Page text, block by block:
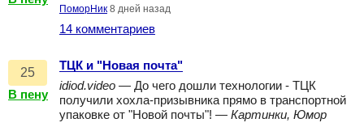
ПоморНик 8 дней назад
14 комментариев
25
В пену
ТЦК и "Новая почта"
idiod.video — До чего дошли технологии - ТЦК
получили хохла-призывника прямо в транспортной
упаковке от "Новой почты"! — Картинки, Юмор